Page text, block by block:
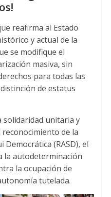
reafirma al Estado
y actual de la
se modifique el
masiva, sin
para todas las
de estatus
solidaridad unitaria y
de la
Democrática (RASD), el
la autodeterminación
la ocupación de
tutelada.